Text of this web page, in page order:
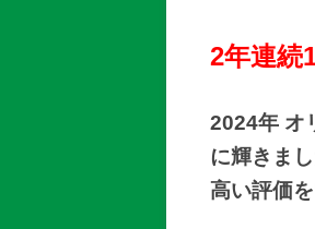
2年連続
2024年 オ
に輝きまし
高い評価